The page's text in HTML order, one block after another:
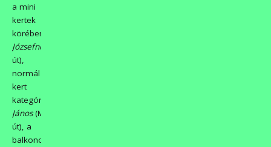
a mini
kertek
körében
Józsefné
út),
normál
kert
kategóriában
János(Mandula
út), a
balkonon,